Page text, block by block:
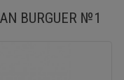
BURGUER №1